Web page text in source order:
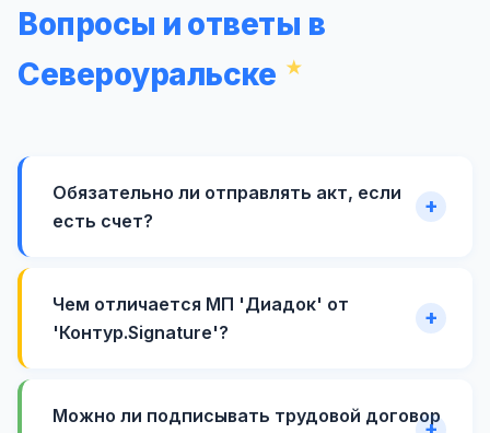
Вопросы и ответы в
Североуральске
Обязательно ли отправлять акт, если
есть счет?
Чем отличается МП 'Диадок' от
'Контур.Signature'?
Можно ли подписывать трудовой договор